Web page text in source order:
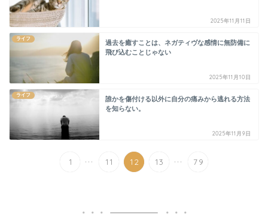
2025年11月11日
ライフ
過去を癒すことは、ネガティヴな感情に無防備に
飛び込むことじゃない
2025年11月10日
ライフ
誰かを傷付ける以外に自分の痛みから逃れる方法
を知らない。
2025年11月9日
1 ... 11 12 13 ... 79